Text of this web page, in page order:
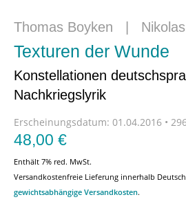
Thomas Boyken
Texturen der Wunde
Konstellationen
Nachkriegslyrik
Erscheinungsdatum: 01.04.2016 •
48,00 €
Enthält 7% red. MwSt.
Versandkostenfreie Lieferung innerhalb
gewichtsabhängige Versandkosten.